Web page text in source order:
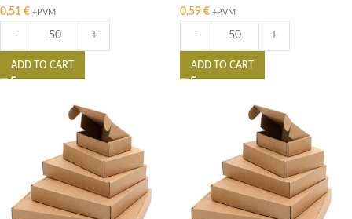
0,51 € +PVM
- +
ADD TO CART
0,59 € +PVM
- +
ADD TO CART